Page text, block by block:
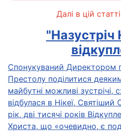
Далі в цій
"Назустріч
Спонукуваний Директором
Престолу поділитися
майбутні можливі зустрічі,
відбулася в Нікеї,
рік, дві тисячі років
Христа, що «очевидно, є